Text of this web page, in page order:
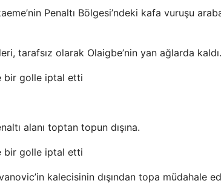
Penaltı Bölgesi’ndeki kafa vuruşu
tarafsız olarak Olaigbe’nin yan ağlarda kaldı.
alanı toptan topun dışına.
kalecisinin dışından topa müdahale